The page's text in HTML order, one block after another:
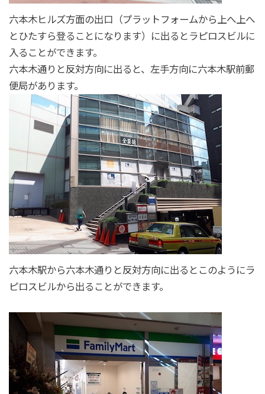
六本木ヒルズ方面の出口（プラットフォームから上へ上へ
とひたすら登ることになります）に出るとラピロスビルに
入ることができます。
六本木通りと反対方向に出ると、左手方向に六本木駅前郵
便局があります。
六本木駅から六本木通りと反対方向に出るとこのようにラ
ピロスビルから出ることができます。